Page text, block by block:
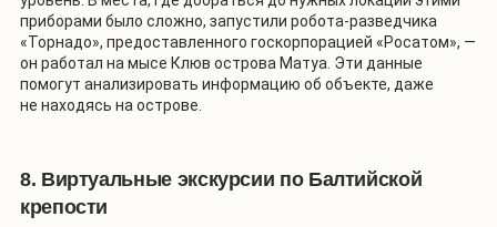
приборами было сложно, запустили робота-разведчика
«Торнадо», предоставленного госкорпорацией «Росатом», —
он работал на мысе Клюв острова Матуа. Эти данные
помогут анализировать информацию об объекте, даже
не находясь на острове.
8. Виртуальные экскурсии по Балтийской
крепости